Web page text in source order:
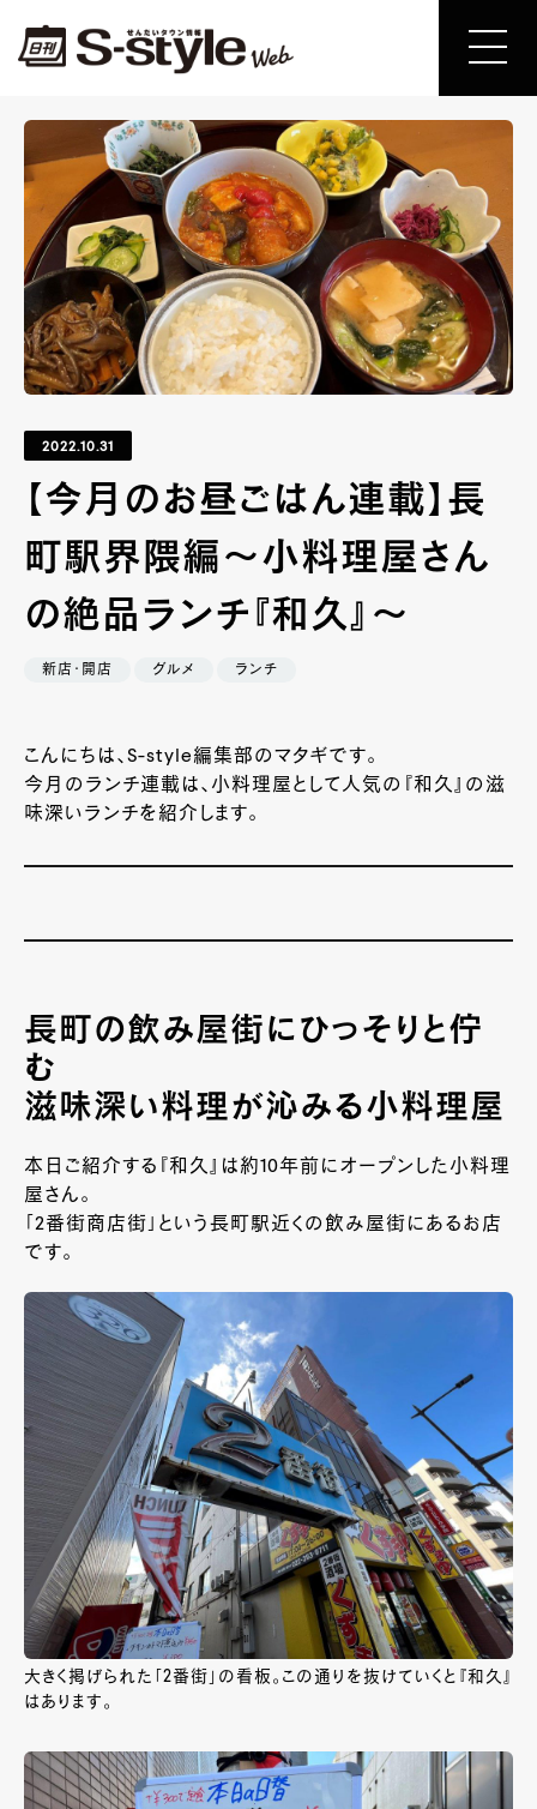
2022.10.31
【今月のお昼ごはん連載】長
町駅界隈編～小料理屋さん
の絶品ランチ『和久』～
新店・開店 グルメ ランチ
こんにちは、S-style編集部のマタギです。
今月のランチ連載は、小料理屋として人気の『和久』の滋
味深いランチを紹介します。
長町の飲み屋街にひっそりと佇
む
滋味深い料理が沁みる小料理屋
本日ご紹介する『和久』は約10年前にオープンした小料理
屋さん。
「2番街商店街」という長町駅近くの飲み屋街にあるお店
です。
大きく掲げられた「2番街」の看板。この通りを抜けていくと『和久』
はあります。